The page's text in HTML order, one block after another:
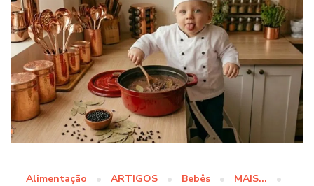
Alimentação ARTIGOS Bebês
MAIS...